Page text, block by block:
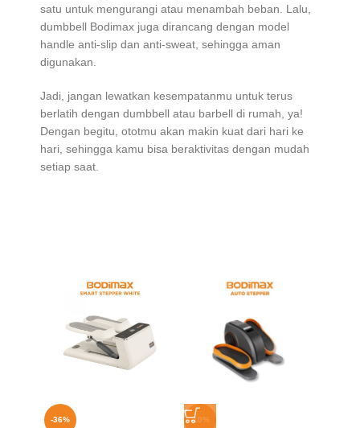
satu untuk mengurangi atau menambah beban. Lalu,
dumbbell Bodimax juga dirancang dengan model
handle anti-slip dan anti-sweat, sehingga aman
digunakan.
Jadi, jangan lewatkan kesempatanmu untuk terus
berlatih dengan dumbbell atau barbell di rumah, ya!
Dengan begitu, ototmu akan makin kuat dari hari ke
hari, sehingga kamu bisa beraktivitas dengan mudah
setiap saat.
-36% -10%